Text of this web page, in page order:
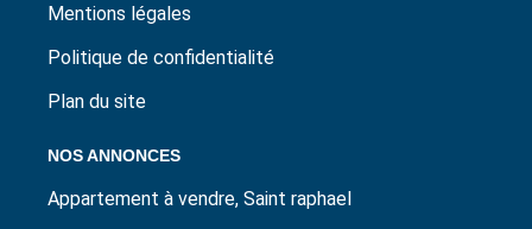
Mentions légales
Politique de confidentialité
Plan du site
NOS ANNONCES
Appartement à vendre, Saint raphael